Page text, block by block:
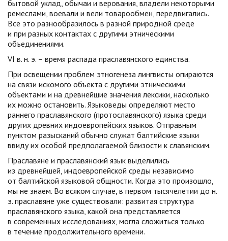
бытовой уклад, обычаи и верования, владели некоторыми
ремеслами, воевали и вели товарообмен, передвигались.
Все это разнообразилось в разной природной среде
и при разных контактах с другими этническими
объединениями.
VI в. н. э. – время распада праславянского единства.
При освещении проблем этногенеза лингвисты опираются
на связи искомого объекта с другими этническими
объектами и на древнейшие значения лексики, насколько
их можно остановить. Языковеды определяют место
раннего праславянского (протославянского) языка среди
других древних индоевропейских языков. Отправным
пунктом разысканий обычно служат балтийские языки
ввиду их особой предполагаемой близости к славянским.
Праславяне и праславянский язык выделились
из древнейшей, индоевропейской среды независимо
от балтийской языковой общности. Когда это произошло,
мы не знаем. Во всяком случае, в первом тысячелетии до н.
э. праславяне уже существовали: развитая структура
праславянского языка, какой она представляется
в современных исследованиях, могла сложиться только
в течение продолжительного времени.